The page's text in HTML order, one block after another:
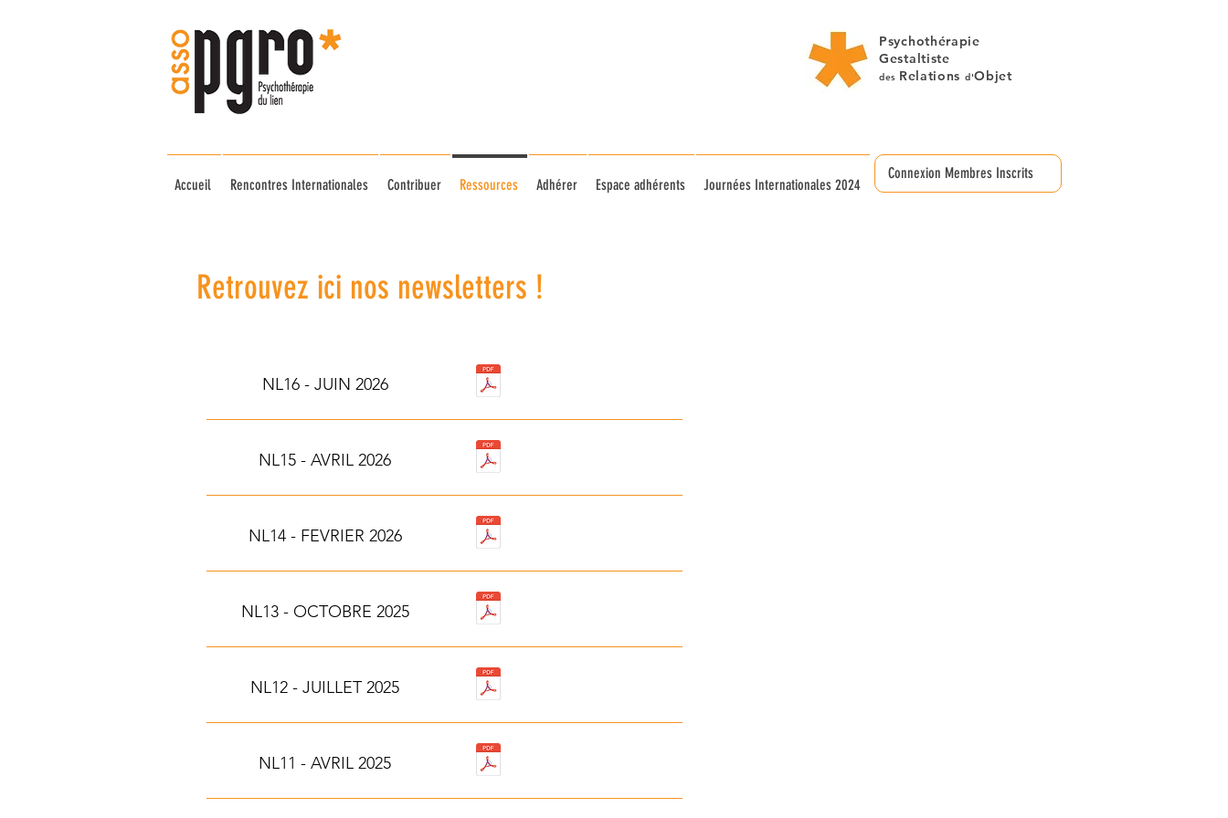
Psychothérapie
Gestaltiste
des Relations d'Objet
Accueil Rencontres Internationales Contribuer Ressources Adhérer Espace adhérents Journées Internationales 2024
Connexion Membres Inscrits
Retrouvez ici nos newsletters !
NL16 - JUIN 2026
NL15 - AVRIL 2026
NL14 - FEVRIER 2026
NL13 - OCTOBRE 2025
NL12 - JUILLET 2025
NL11 - AVRIL 2025